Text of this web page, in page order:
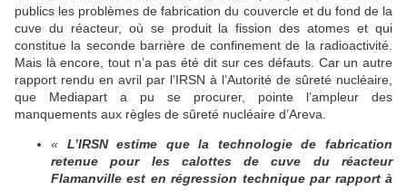
publics les problèmes de fabrication du couvercle et du fond de la
cuve du réacteur, où se produit la fission des atomes et qui
constitue la seconde barrière de confinement de la radioactivité.
Mais là encore, tout n’a pas été dit sur ces défauts. Car un autre
rapport rendu en avril par l’IRSN à l’Autorité de sûreté nucléaire,
que Mediapart a pu se procurer, pointe l’ampleur des
manquements aux règles de sûreté nucléaire d’Areva.
« L’IRSN estime que la technologie de fabrication
retenue pour les calottes de cuve du réacteur
Flamanville est en régression technique par rapport à